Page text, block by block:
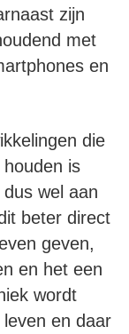
zijn
met
en
die
is
wel aan
beter direct
geven,
en het een
wordt
en daar